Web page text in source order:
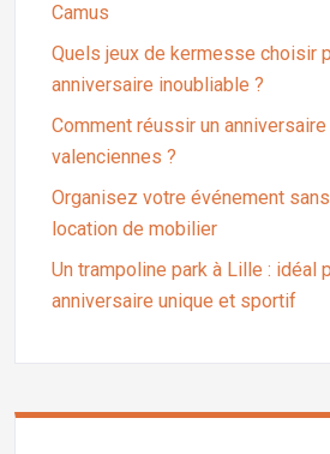
Camus
Quels jeux de kermesse choisir
anniversaire inoubliable ?
Comment réussir un anniversaire
valenciennes ?
Organisez votre événement
location de mobilier
Un trampoline park à Lille : idéal
anniversaire unique et sportif